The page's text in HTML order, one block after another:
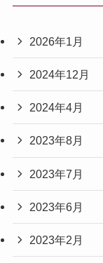
2026年1月
2024年12月
2024年4月
2023年8月
2023年7月
2023年6月
2023年2月